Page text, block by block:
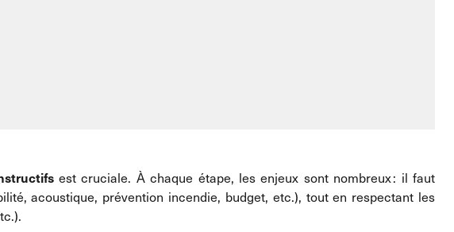
est cruciale. À chaque étape, les enjeux sont nombreux : il faut
acoustique, prévention incendie, budget, etc.), tout en respectant les